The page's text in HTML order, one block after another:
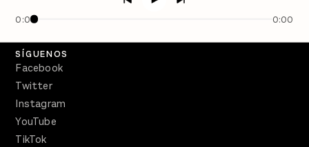
0:00 0:00
Crecer en Distopía
SÍGUENOS
Facebook
Twitter
Instagram
YouTube
TikTok